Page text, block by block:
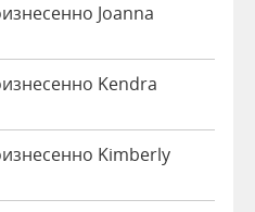
Joanna
Kendra
Kimberly